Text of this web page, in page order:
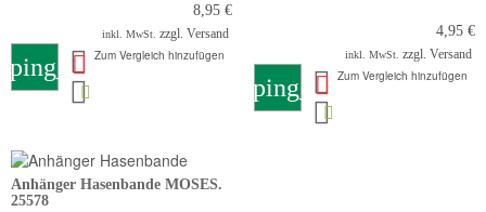
8,95 €
inkl. MwSt. zzgl. Versand
Zum Vergleich hinzufügen
4,95 €
inkl. MwSt. zzgl. Versand
shopping_cartZum Vergleich hinzufügen
Anhänger Hasenbande MOSES.
25578